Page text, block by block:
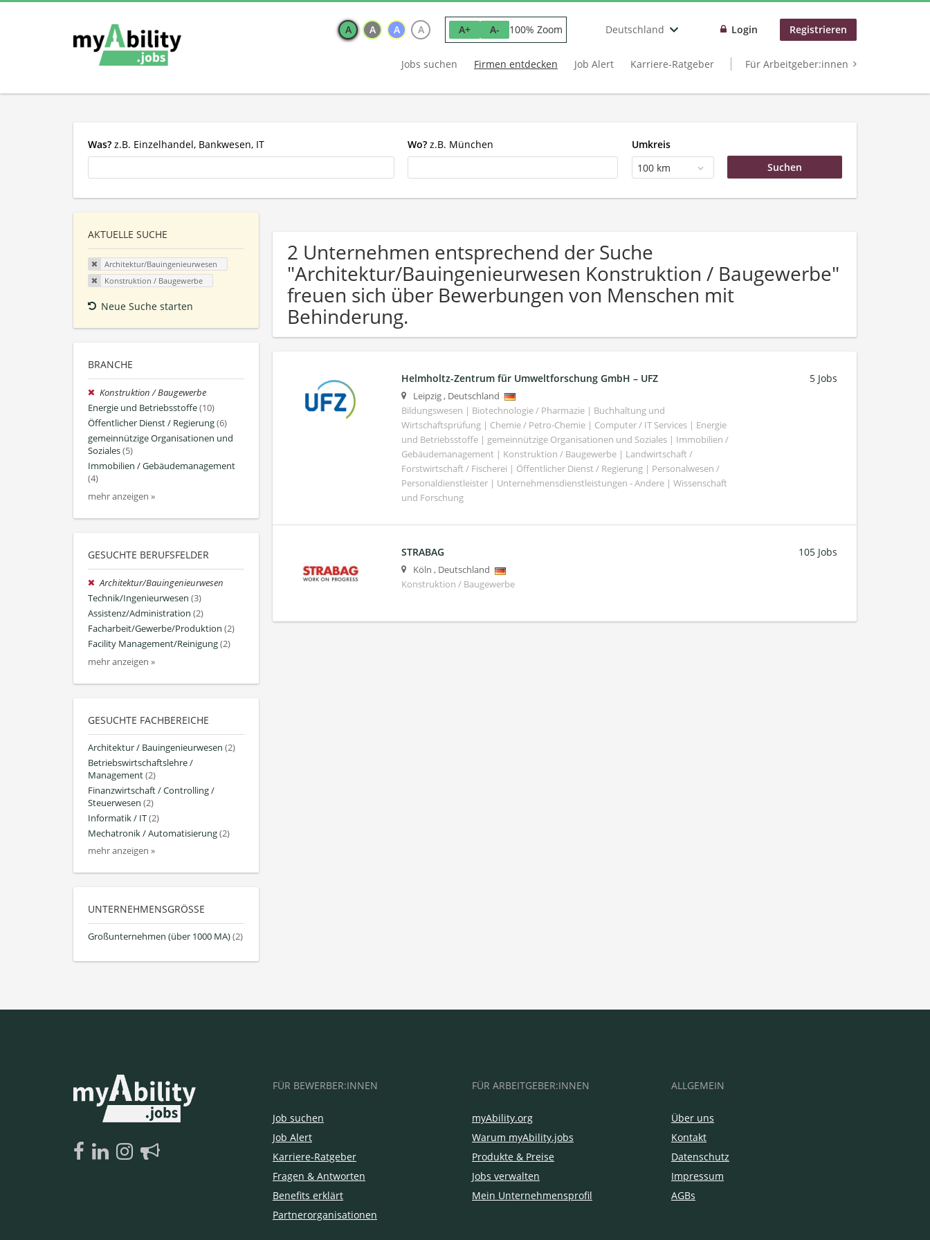
A A A A A+ A- 100% Zoom Deutschland Login Registrieren
Jobs suchen Firmen entdecken Job Alert Karriere-Ratgeber Für Arbeitgeber:innen
Was? z.B. Einzelhandel, Bankwesen, IT Wo? z.B. München
Umkreis
100 km
AKTUELLE SUCHE
Architektur/Bauingenieurwesen
Konstruktion / Baugewerbe
Neue Suche starten
BRANCHE
Konstruktion / Baugewerbe
Energie und Betriebsstoffe(10)
Öffentlicher Dienst / Regierung(6)
gemeinnützige Organisationen und
Soziales(5)
Immobilien / Gebäudemanagement
(4)
mehr anzeigen »
GESUCHTE BERUFSFELDER
Architektur/Bauingenieurwesen
Technik/Ingenieurwesen (3)
Assistenz/Administration (2)
Facharbeit/Gewerbe/Produktion (2)
Facility Management/Reinigung(2)
mehr anzeigen »
GESUCHTE FACHBEREICHE
Architektur / Bauingenieurwesen (2)
Betriebswirtschaftslehre /
Management(2)
Finanzwirtschaft / Controlling /
Steuerwesen (2)
Informatik / IT(2)
Mechatronik / Automatisierung(2)
mehr anzeigen »
UNTERNEHMENSGRÖSSE
Großunternehmen (über 1000 MA)(2)
2 Unternehmen entsprechend der Suche
"Architektur/Bauingenieurwesen Konstruktion / Baugewerbe"
freuen sich über Bewerbungen von Menschen mit
Behinderung.
Helmholtz-Zentrum für Umweltforschung GmbH – UFZ
Leipzig, Deutschland
Bildungswesen | Biotechnologie / Pharmazie | Buchhaltung und
Wirtschaftsprüfung | Chemie / Petro-Chemie | Computer / IT Services | Energie
und Betriebsstoffe | gemeinnützige Organisationen und Soziales | Immobilien /
Gebäudemanagement | Konstruktion / Baugewerbe | Landwirtschaft /
Forstwirtschaft / Fischerei | Öffentlicher Dienst / Regierung | Personalwesen /
Personaldienstleister | Unternehmensdienstleistungen - Andere | Wissenschaft
und Forschung
5 Jobs
STRABAG
Köln , Deutschland
Konstruktion / Baugewerbe
105 Jobs
FÜR BEWERBER:INNEN
Job suchen
Job Alert
Karriere-Ratgeber
Fragen & Antworten
Benefits erklärt
Partnerorganisationen
FÜR ARBEITGEBER:INNEN
myAbility.org
Warum myAbility.jobs
Produkte & Preise
Jobs verwalten
Mein Unternehmensprofil
ALLGEMEIN
Über uns
Kontakt
Datenschutz
Impressum
AGBs